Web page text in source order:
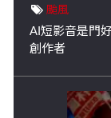
颱風
AI短影音是門
創作者